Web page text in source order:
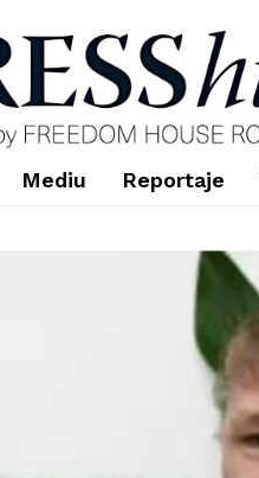
Mediu Reportaje